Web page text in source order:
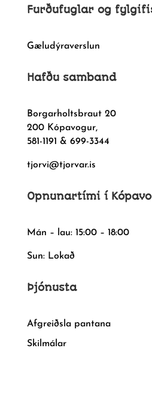
Furðufuglar og
Gæludýraverslun
Hafðu samband
Borgarholtsbraut 20
200 Kópavogur,
581-1191 & 699-3344
tjorvi@tjorvar.is
Opnunartími í
Mán – lau: 15:00 – 18:00
Sun: Lokað
Þjónusta
Afgreiðsla pantana
Skilmálar